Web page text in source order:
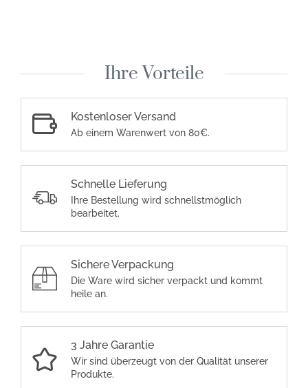
Ihre Vorteile
Kostenloser Versand
Ab einem Warenwert von 80€.
Schnelle Lieferung
Ihre Bestellung wird schnellstmöglich
bearbeitet.
Sichere Verpackung
Die Ware wird sicher verpackt und kommt
heile an.
3 Jahre Garantie
Wir sind überzeugt von der Qualität unserer
Produkte.